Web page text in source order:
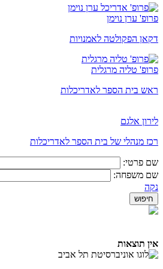
פרופ' ערן נוימן
דקאן הפקולטה לאמנויות
פרופ' טליה מרגלית
ראש בית הספר לאדריכלות
לירון אלגם
רכז מנהלי של בית הספר לאדריכלות
שם פרטי:
שם משפחה:
נקה
אין תוצאות